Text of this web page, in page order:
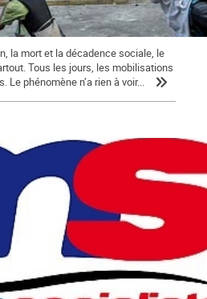
un niveau sans précédent
la mort et la décadence sociale, le
Tous les jours, les mobilisations
phénomène n’a rien à voir...